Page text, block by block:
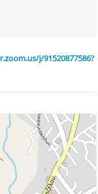
j/91520877586?